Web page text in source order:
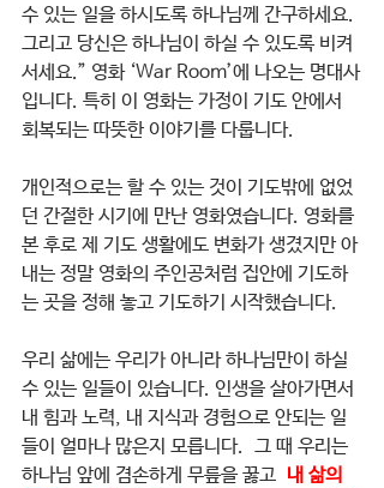
수 있는 일을 하시도록 하나님께 간구하세요.
그리고 당신은 하나님이 하실 수 있도록 비켜
서세요.” 영화 ‘War Room’에 나오는 명대사
입니다. 특히 이 영화는 가정이 기도 안에서
회복되는 따뜻한 이야기를 다룹니다.
개인적으로는 할 수 있는 것이 기도밖에 없었
던 간절한 시기에 만난 영화였습니다. 영화를
본 후로 제 기도 생활에도 변화가 생겼지만 아
내는 정말 영화의 주인공처럼 집안에 기도하
는 곳을 정해 놓고 기도하기 시작했습니다.
우리 삶에는 우리가 아니라 하나님만이 하실
수 있는 일들이 있습니다. 인생을 살아가면서
내 힘과 노력, 내 지식과 경험으로 안되는 일
들이 얼마나 많은지 모릅니다.  그 때 우리는
하나님 앞에 겸손하게 무릎을 꿇고 내 삶의